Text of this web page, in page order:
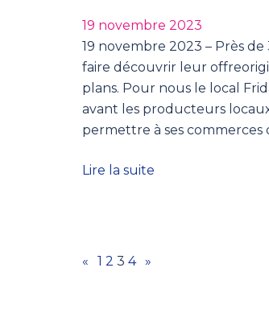
19 novembre 2023
19 novembre 2023 – Près
faire découvrir leur
plans. Pour nous le local
avant les producteurs
permettre à ses
Lire la suite
« 1 2 3 4 »